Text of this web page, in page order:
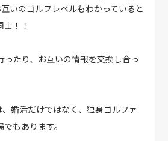
いのゴルフレベルもわかっていると
！！
ったり、お互いの情報を交換し合っ
、婚活だけではなく、独身ゴルファ
もあります。